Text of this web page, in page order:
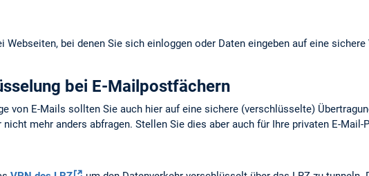
Webseiten, bei denen Sie sich einloggen oder Daten eingeben auf eine sichere
bei E-Mailpostfächern
von E-Mails sollten Sie auch hier auf eine sichere (verschlüsselte)
nicht mehr anders abfragen. Stellen Sie dies aber auch für Ihre privaten E-Mail-